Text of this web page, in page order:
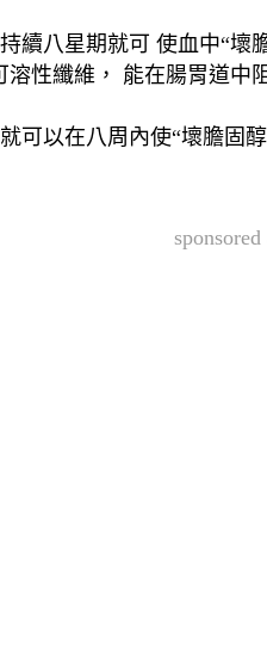
性纖維， 能在腸胃道中
可以在八周內使“壞膽固
sponsored